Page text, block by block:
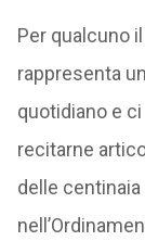
Per qualcuno
rappresenta
quotidiano e
recitarne
delle